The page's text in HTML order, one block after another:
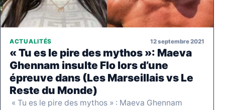
ACTUALITÉS 12 septembre 2021
« Tu es le pire des mythos »: Maeva
Ghennam insulte Flo lors d’une
épreuve dans (Les Marseillais vs Le
Reste du Monde)
« Tu es le pire des mythos » : Maeva Ghennam